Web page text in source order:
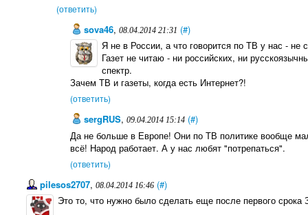
(ответить)
sova46,08.04.2014 21:31 (#)
Я не в России, а что говорится по ТВ у нас -
Газет не читаю - ни российских, ни
спектр.
Зачем ТВ и газеты, когда есть Интернет?!
(ответить)
sergRUS,09.04.2014 15:14 (#)
Да не больше в Европе! Они по ТВ политике вообще
всё! Народ работает. А у нас любят "потрепаться".
(ответить)
pilesos2707, 08.04.2014 16:46 (#)
Это то, что нужно было сделать еще после первого срока